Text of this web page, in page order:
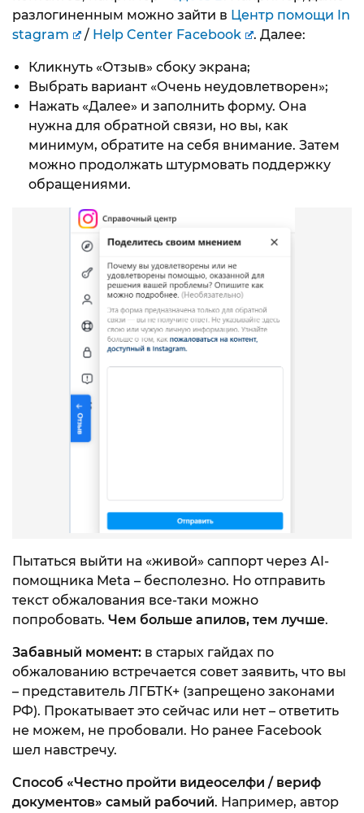
разлогиненным можно зайти в Центр помощи In
stagram
/ Help Center Facebook . Далее:
Кликнуть «Отзыв» сбоку экрана;
Выбрать вариант «Очень неудовлетворен»;
Нажать «Далее» и заполнить форму. Она
нужна для обратной связи, но вы, как
минимум, обратите на себя внимание. Затем
можно продолжать штурмовать поддержку
обращениями.
Пытаться выйти на «живой» саппорт через AI-
помощника Meta – бесполезно. Но отправить
текст обжалования все-таки можно
попробовать. Чем больше апилов, тем лучше.
Забавный момент: в старых гайдах по
обжалованию встречается совет заявить, что вы
– представитель ЛГБТК+ (запрещено законами
РФ). Прокатывает это сейчас или нет – ответить
не можем, не пробовали. Но ранее Facebook
шел навстречу.
Способ «Честно пройти видеоселфи / вериф
документов» самый рабочий. Например, автор